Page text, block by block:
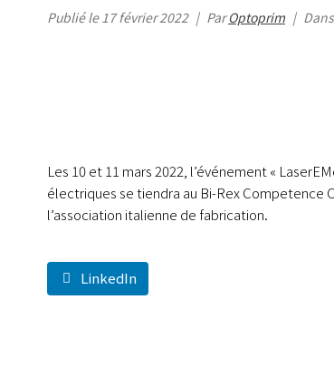
Publié le17 février 2022 ParOptoprim Dans
Les 10 et 11 mars 2022, l’événement «
électriques se tiendra au Bi-Rex Competence
l’association italienne de fabrication.
LinkedIn